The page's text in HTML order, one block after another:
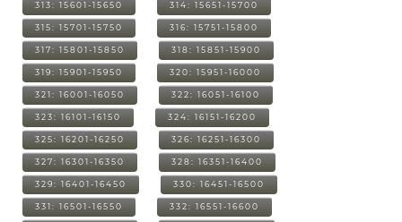
313: 15601-15650 314: 15651-15700
315: 15701-15750 316: 15751-15800
317: 15801-15850 318: 15851-15900
319: 15901-15950 320: 15951-16000
321: 16001-16050 322: 16051-16100
323: 16101-16150 324: 16151-16200
325: 16201-16250 326: 16251-16300
327: 16301-16350 328: 16351-16400
329: 16401-16450 330: 16451-16500
331: 16501-16550 332: 16551-16600